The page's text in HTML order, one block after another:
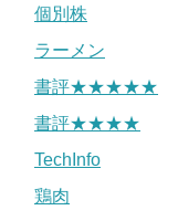
個別株
ラーメン
書評★★★★★
書評★★★★
TechInfo
鶏肉